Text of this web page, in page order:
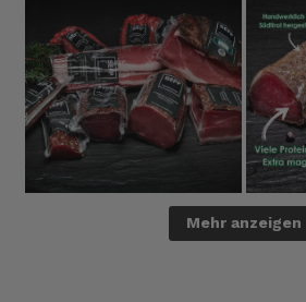
Mehr anzeigen